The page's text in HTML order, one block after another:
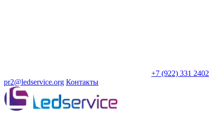
+7 (922) 331 2402
pr2@ledservice.org Контакты